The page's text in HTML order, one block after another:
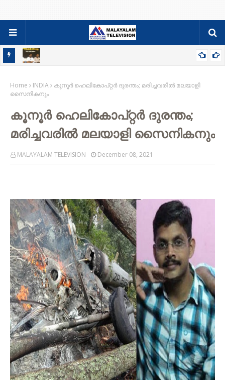
9ന്
Home INDIA
കൂനൂർ ഹെലികോപ്റ്റർ ദുരന്തം; മരിച്ചവരിൽ മലയാളി
സൈനികനും
കൂനൂർ ഹെലികോപ്റ്റർ ദുരന്തം;
മരിച്ചവരിൽ മലയാളി സൈനികനും
MALAYALAM TELEVISION December 08, 2021